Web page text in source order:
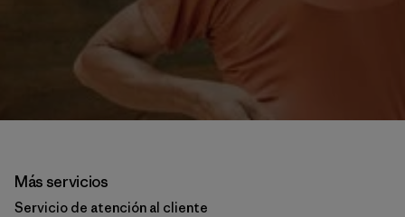
Más servicios
Servicio de atención al cliente